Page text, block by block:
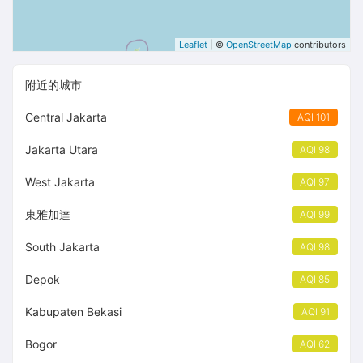
Leaflet | © OpenStreetMap contributors
附近的城市
Central Jakarta AQI 101
Jakarta Utara AQI 98
West Jakarta AQI 97
東雅加達 AQI 99
South Jakarta AQI 98
Depok AQI 85
Kabupaten Bekasi AQI 91
Bogor AQI 62